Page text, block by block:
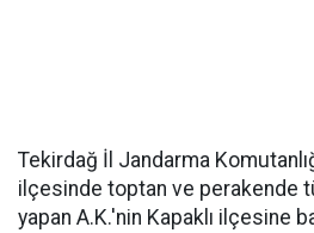
Tekirdağ İl Jandarma
ilçesinde toptan ve perakende
yapan A.K.'nin Kapaklı ilçesine